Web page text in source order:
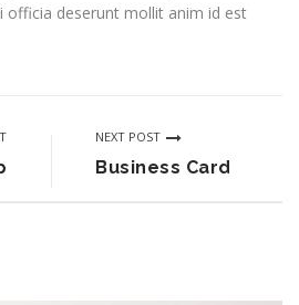
officia deserunt mollit anim id est
NEXT POST
Business Card